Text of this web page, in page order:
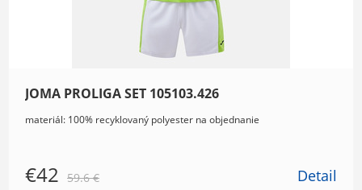
JOMA PROLIGA SET 105103.426
materiál: 100% recyklovaný polyester na objednanie
€42 59.6 € Detail